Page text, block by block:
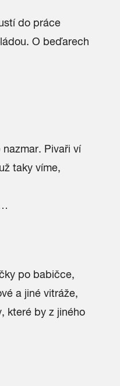
do práce
O beďarech
Pivaři ví
taky víme,
po babičce,
a jiné vitráže,
které by z jiného